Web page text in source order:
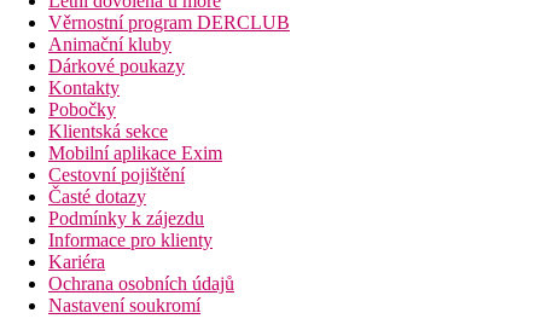
Věrnostní program DERCLUB
Animační kluby
Dárkové poukazy
Kontakty
Pobočky
Klientská sekce
Mobilní aplikace Exim
Cestovní pojištění
Časté dotazy
Podmínky k zájezdu
Informace pro klienty
Kariéra
Ochrana osobních údajů
Nastavení soukromí